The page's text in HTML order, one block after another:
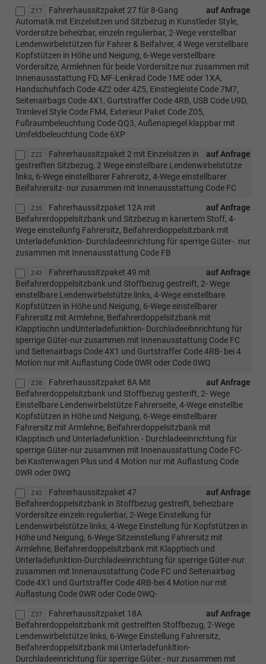
Z17 auf Anfrage
Fahrerhaussitzpaket 27 für 8-Gang
Automatik mit Einzelsitzen und Sitzbezug in Kunstleder Style,
Vordersitze beheizbar, einzeln regulierbar, 2-Wege verstellbar
Lendenwirbelstützen für Fahrer & Beifahrer, 4 Wege verstellbare
Kopfstützen in Höhe und Neigung, 6-Wege verstellbare
Vordersitze, Armlehnen für beide Vordersitze nur zusammen mit
Innenaussstattung FD, MF-Lenkrad Code 1ME oder 1XA,
Handschuhfach Code 4Z2 oder 4Z5, Einstiegleiste Code 7M7,
Seitenairbags Code 4X1, Gurtstraffer Code 4RB, USB Code U9D,
Trimlevel Style Code FM4, Exterieur Paket Code Z05,
Fußraumbeleuchtung Code QQ3, Außenspiegel klappbar mit
Umfeldbeleuchtung Code 6XP
Z22 auf Anfrage
Fahrerhaussitzpaket 2 mit Einzelsitzen in
gestreiften Sitzbezug, 2 Wege einstellbare Lendenwirbelstütze
links, 6-Wege einstellbarer Fahrersitz, 4-Wege einstellbarer
Beifahrersitz- nur zusammen mit Innenausstattung Code FC
Z35 auf Anfrage
Fahrerhaussitzpaket 12A mit
Beifahrerdoppelsitzbank und Sitzbezug in kariertem Stoff, 4-
Wege einstellunfg Fahrersitz, Beifahrerdioppelsitzbank mit
Unterladefunktion- Durchladeeinrichtung für sperrige Güter-. nur
zusammen mit Innenausstattung Code FB
Z43 auf Anfrage
Fahrerhaussitzpaket 49 mit
Beifahrerdoppelsitzbank und Stoffbezug gestreift, 2- Wege
einstellbare Lendenwirbelstütze links, 4-Wege einstellbare
Kopfstützen in Höhe und Neigung, 6-Wege einstellbarer
Fahrersitz mit Armlehne, Beifahrerdoppelsitzbank mit
Klapptischn undUnterladefunktion- Durchladeeibnrichtung für
sperrige Güter-nur zusammen mit Innenausstattung Code FC
und Seitenairbags Code 4X1 und Gurtstraffer Code 4RB- bei 4
Motion nur mit Auflastung Code 0WR oder Code 0WQ
Z38 auf Anfrage
Fahrerhaussitzpaket 8A Mit
Beifahrerdoppelsitzbank und Stoffbezug gesterift, 2- Wege
Einstellbare Lendenwirbelstütze Fahrerseite, 4-Wege einstellbe
Kopfstützen in Höhe und Neigung, 6-Wege einstellbarer
Fahrersitz mit Armlehne, Beifahrerdoppelsitzbank mit
Klapptisch und Unterladefunktion.- Durchladeeinrichtung für
sperrige Güter-nur zusammen mit Innenausstattung Code FC-
bei Kastenwagen Plus und 4 Motion nur mit Auflastung Code
0WR oder 0WQ
Z42 auf Anfrage
Fahrerhaussitzpaket 47
Beifahrerdoppelsitzbank in Stoffbezug gestreift, beheizbare
Vordersitze einzeln regulierbar, 2-Wege Einstellung für
Lendenwirbelstütze links, 4-Wege Einstellung für Kopfstützen in
Höhe und Neigung, 6-Wege Sitzeinstellung Fahrersitz mit
Armlehne, Beifahrerdoppelsitzbank mit Klapptisch und
Unterladefunktion-Durchladeeinrichtung für sperrige Güter-nur
zusammen mit Innenausstattung Code FC und Seitenairbag
Code 4X1 und Gurtstraffer Code 4RB-bei 4 Motion nur mit
Auflastung Code 0WR oder Code 0WQ-
Z37 auf Anfrage
Fahrerhaussitzpaket 18A
Beifahrerdoppelsitzbank mit gestreiften Stoffbezug, 2-Wege
Lendenwirbelstütze links, 6-Wege Einstellung Fahrersitz,
Beifahrerdoppelsitzbank mii Unterladefunkltion-
Durchladeeinrichtung für sperrige Güter.- nur zusammen mit